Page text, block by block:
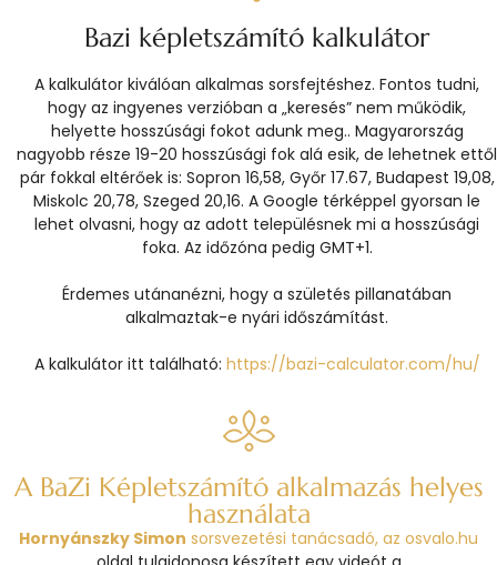
Bazi képletszámító kalkulátor
A kalkulátor kiválóan alkalmas sorsfejtéshez. Fontos tudni,
hogy az ingyenes verzióban a „keresés” nem működik,
helyette hosszúsági fokot adunk meg.. Magyarország
nagyobb része 19-20 hosszúsági fok alá esik, de lehetnek ettől
pár fokkal eltérőek is: Sopron 16,58, Győr 17.67, Budapest 19,08,
Miskolc 20,78, Szeged 20,16. A Google térképpel gyorsan le
lehet olvasni, hogy az adott településnek mi a hosszúsági
foka. Az időzóna pedig GMT+1.
Érdemes utánanézni, hogy a születés pillanatában
alkalmaztak-e nyári időszámítást.
A kalkulátor itt található: https://bazi-calculator.com/hu/
A BaZi Képletszámító alkalmazás helyes
használata
Hornyánszky Simon sorsvezetési tanácsadó, az osvalo.hu